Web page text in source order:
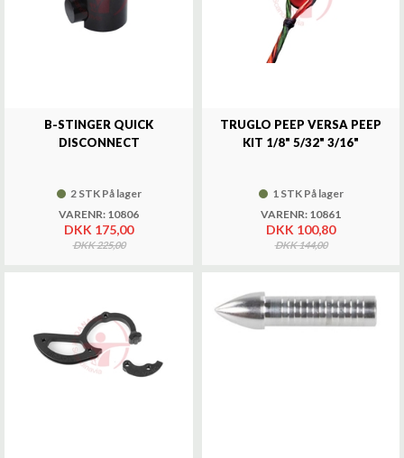
B-STINGER QUICK
DISCONNECT
2 STK På lager
VARENR: 10806
DKK 175,00
DKK 225,00
TRUGLO PEEP VERSA PEEP
KIT 1/8" 5/32" 3/16"
1 STK På lager
VARENR: 10861
DKK 100,80
DKK 144,00